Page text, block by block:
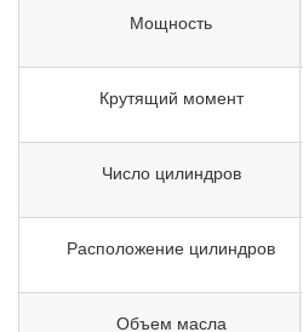
Мощность
Крутящий момент
Число цилиндров
Расположение цилиндров
Объем масла